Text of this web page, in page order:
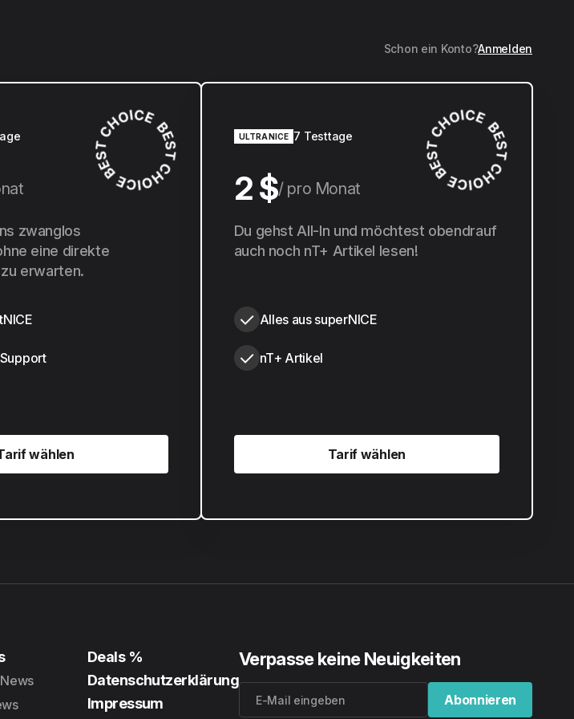
Schon ein Konto?Anmelden
zwanglos
eine direkte
erwarten.
wählen
wählen
ULTRANICE 7 Testtage
2 $ pro Monat
20 $ pro Jahr
Du gehst All-In und möchtest obendrauf
auch noch nT+ Artikel lesen!
Alles aus superNICE
nT+ Artikel
Tarif wählen
Tarif wählen
Deals %
Datenschutzerklärung
Impressum
Verpasse keine Neuigkeiten
Abonnieren